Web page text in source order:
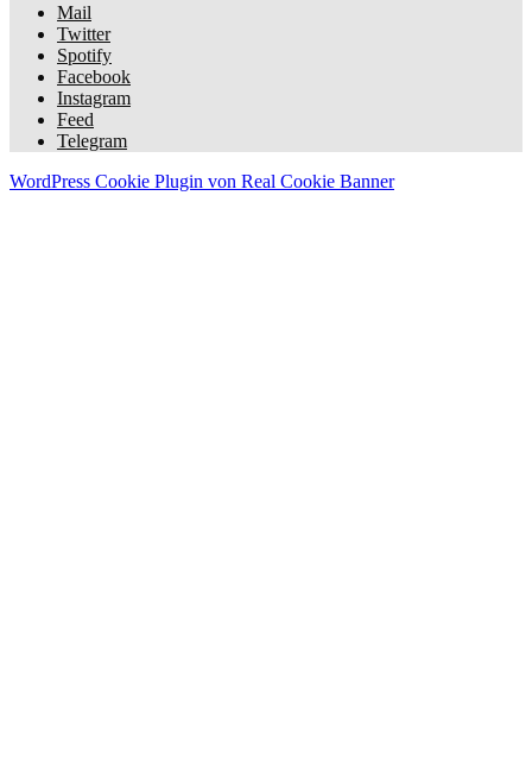
Mail
Twitter
Spotify
Facebook
Instagram
Feed
Telegram
WordPress Cookie Plugin von Real Cookie Banner